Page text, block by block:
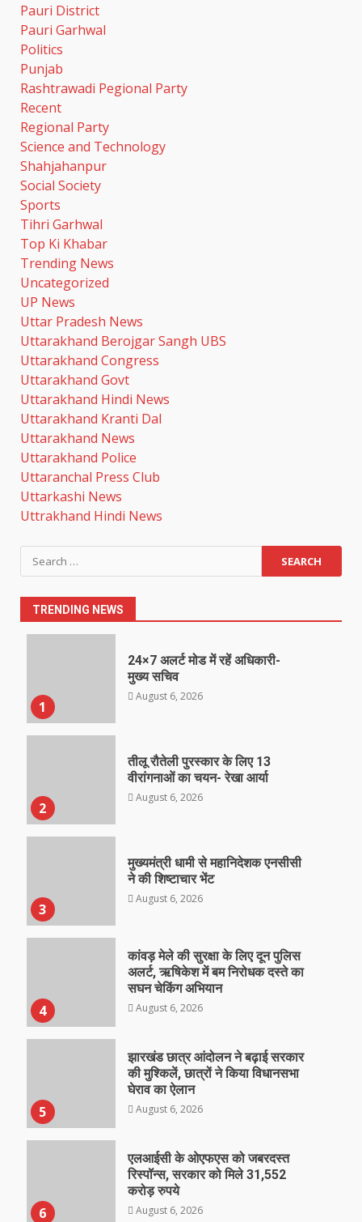
Pauri District
Pauri Garhwal
Politics
Punjab
Rashtrawadi Pegional Party
Recent
Regional Party
Science and Technology
Shahjahanpur
Social Society
Sports
Tihri Garhwal
Top Ki Khabar
Trending News
Uncategorized
UP News
Uttar Pradesh News
Uttarakhand Berojgar Sangh UBS
Uttarakhand Congress
Uttarakhand Govt
Uttarakhand Hindi News
Uttarakhand Kranti Dal
Uttarakhand News
Uttarakhand Police
Uttaranchal Press Club
Uttarkashi News
Uttrakhand Hindi News
Search
for:
TRENDING NEWS
1
24×7 अलर्ट मोड में रहें अधिकारी-
मुख्य सचिव
August 6, 2026
2
तीलू रौतेली पुरस्कार के लिए 13
वीरांगनाओं का चयन- रेखा आर्या
August 6, 2026
3
मुख्यमंत्री धामी से महानिदेशक एनसीसी
ने की शिष्टाचार भेंट
August 6, 2026
4
कांवड़ मेले की सुरक्षा के लिए दून पुलिस
अलर्ट, ऋषिकेश में बम निरोधक दस्ते का
सघन चेकिंग अभियान
August 6, 2026
5
झारखंड छात्र आंदोलन ने बढ़ाई सरकार
की मुश्किलें, छात्रों ने किया विधानसभा
घेराव का ऐलान
August 6, 2026
6
एलआईसी के ओएफएस को जबरदस्त
रिस्पॉन्स, सरकार को मिले 31,552
करोड़ रुपये
August 6, 2026